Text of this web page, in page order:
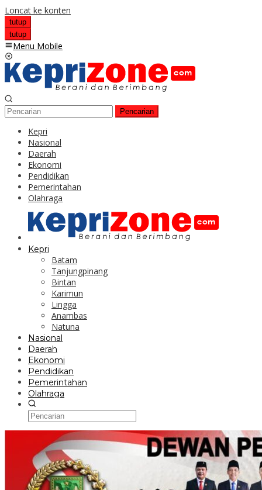
Loncat ke konten
tutup
tutup
Menu Mobile
Pencarian
Kepri
Nasional
Daerah
Ekonomi
Pendidikan
Pemerintahan
Olahraga
Kepri
Batam
Tanjungpinang
Bintan
Karimun
Lingga
Anambas
Natuna
Nasional
Daerah
Ekonomi
Pendidikan
Pemerintahan
Olahraga